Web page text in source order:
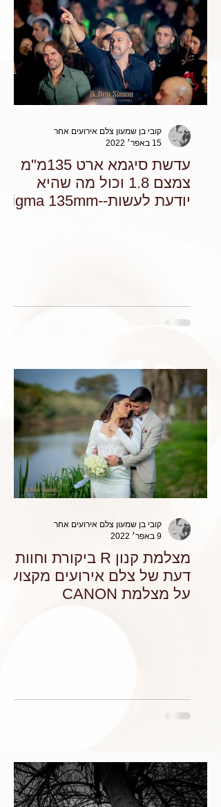
עדשת סיגמא ארט 135מ"מ
צמצם 1.8 וכול מה שהיא
יודעת לעשות--Sigma 135mm
קובי בן שמעון צלם אירועים אחר
15 באפר׳ 2022
מצלמת קנון R ביקורת וחוות
דעת של צלם אירועים מקצועי
על מצלמת CANON
קובי בן שמעון צלם אירועים אחר
9 באפר׳ 2022